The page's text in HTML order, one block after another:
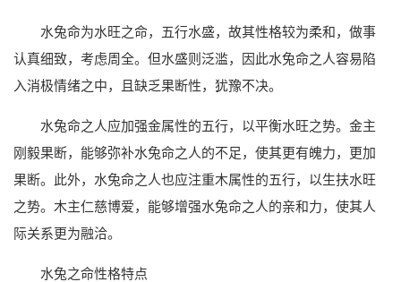
水兔命为水旺之命，五行水盛，故其性格较为柔和，做事
认真细致，考虑周全。但水盛则泛滥，因此水兔命之人容易陷
入消极情绪之中，且缺乏果断性，犹豫不决。
水兔命之人应加强金属性的五行，以平衡水旺之势。金主
刚毅果断，能够弥补水兔命之人的不足，使其更有魄力，更加
果断。此外，水兔命之人也应注重木属性的五行，以生扶水旺
之势。木主仁慈博爱，能够增强水兔命之人的亲和力，使其人
际关系更为融洽。
水兔之命性格特点